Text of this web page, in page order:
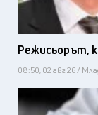
Режисьорът,
08:50, 02 авг 26 /